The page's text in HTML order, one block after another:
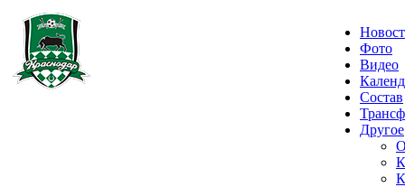
Фото
Видео
Состав
Другое